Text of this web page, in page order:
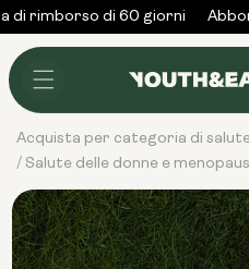
Vai al
contenuto
di rimborso di 60 giorni
Acquista per categoria di
/ Salute delle donne e